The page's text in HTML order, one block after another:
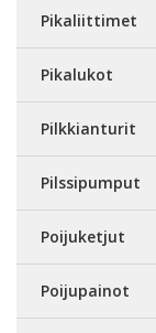
Pikaliittimet
Pikalukot
Pilkkianturit
Pilssipumput
Poijuketjut
Poijupainot